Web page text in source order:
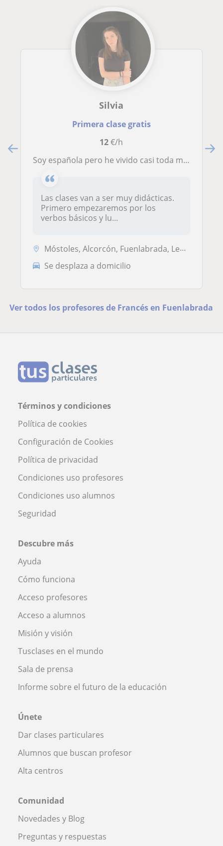
Silvia
Primera clase gratis
12€/h
Soy española pero he vivido casi toda mi vida en Francia. Tengo 19 años y tengo experiencia en el cuidado de niños y en dar clases de español a niños franceses. Soy una chica muy amable, responsable y atenta
Las clases van a ser muy didácticas.
Primero empezaremos por los
verbos básicos y lu...
Móstoles, Alcorcón, Fuenlabrada, Leganés, Madrid Capital, Villaviciosa...
Se desplaza a domicilio
Ver todos los profesores de Francés en Fuenlabrada
Términos y condiciones
Política de cookies
Configuración de Cookies
Política de privacidad
Condiciones uso profesores
Condiciones uso alumnos
Seguridad
Descubre más
Ayuda
Cómo funciona
Acceso profesores
Acceso a alumnos
Misión y visión
Tusclases en el mundo
Sala de prensa
Informe sobre el futuro de la educación
Únete
Dar clases particulares
Alumnos que buscan profesor
Alta centros
Comunidad
Novedades y Blog
Preguntas y respuestas